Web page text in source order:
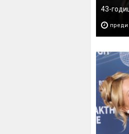
43-
преди